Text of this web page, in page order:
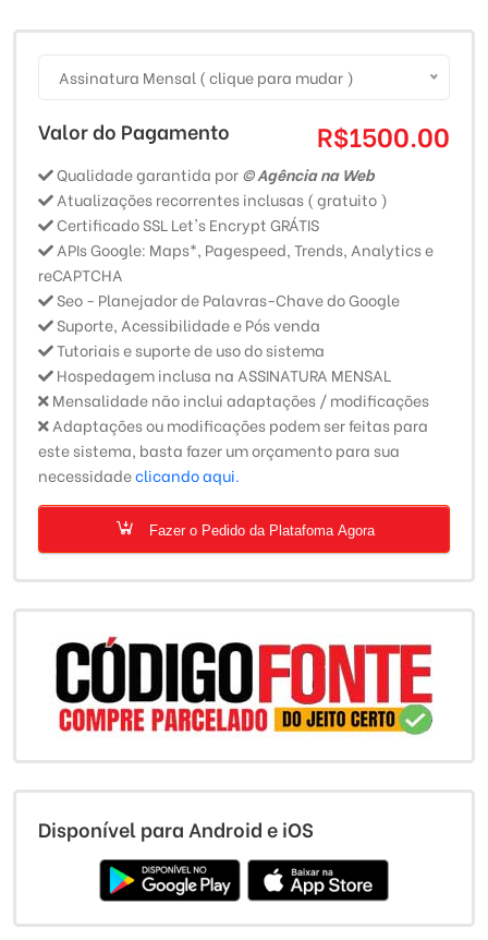
Assinatura Mensal ( clique para mudar )
Valor do Pagamento R$1500.00
Qualidade garantida por© Agência na Web
Atualizações recorrentes inclusas ( gratuito )
Certificado SSL Let's Encrypt GRÁTIS
APIs Google: Maps*, Pagespeed, Trends, Analytics e
reCAPTCHA
Seo - Planejador de Palavras-Chave do Google
Suporte, Acessibilidade e Pós venda
Tutoriais e suporte de uso do sistema
Hospedagem inclusa na ASSINATURA MENSAL
Mensalidade não inclui adaptações / modificações
Adaptações ou modificações podem ser feitas para
este sistema, basta fazer um orçamento para sua
necessidadeclicando aqui.
Fazer o Pedido da Platafoma Agora
Disponível para Android e iOS